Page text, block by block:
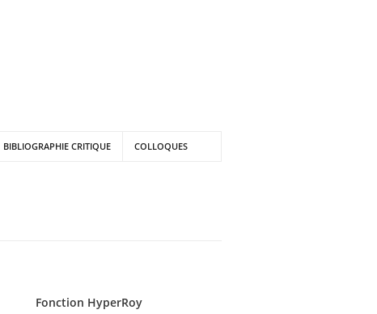
BIBLIOGRAPHIE CRITIQUE COLLOQUES
Fonction HyperRoy